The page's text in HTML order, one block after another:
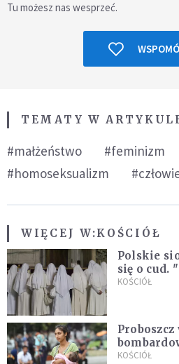
Tu możesz nas wesprzeć.
TEMATY W
#małżeństwo #feminizm
#homoseksualizm
WIĘCEJ W:KOŚCIÓŁ
Polskie
się o cud.
Pana
KOŚCIÓŁ
Proboszcz
"Masowy
KOŚCIÓŁ